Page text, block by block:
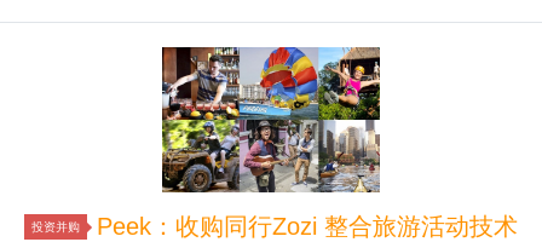
投资并购
Peek：收购同行Zozi 整合旅游活动技术